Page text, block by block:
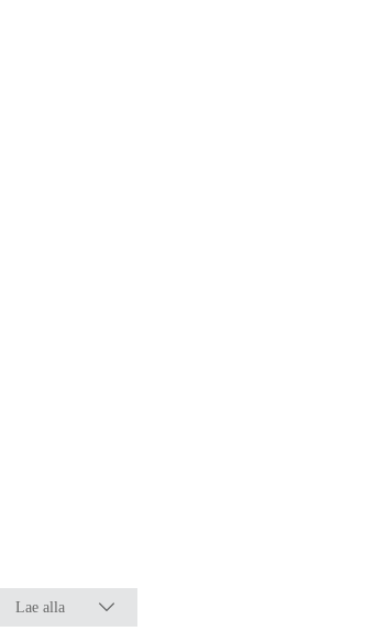
Lae alla